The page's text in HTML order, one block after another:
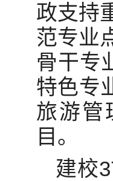
政支持
范专业
骨干专
特色专
旅游管
目。
建校